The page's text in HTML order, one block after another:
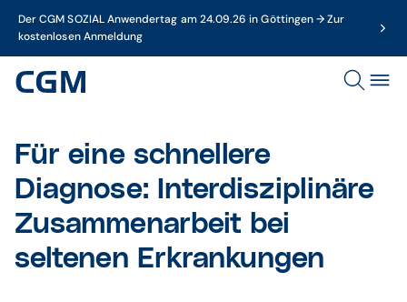
Der CGM SOZIAL Anwendertag am 24.09.26 in Göttingen → Zur
kostenlosen Anmeldung
Für eine schnellere
Diagnose: Interdisziplinäre
Zusammenarbeit bei
seltenen Erkrankungen